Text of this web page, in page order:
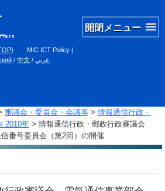
開閉メニュー
MIC ICT Policy (
/ 中文 / عربي
審議会・委員会・会議等>情報通信行政・
2010年> 情報通信行政・郵政行政審議会
番号委員会（第2回）の開催